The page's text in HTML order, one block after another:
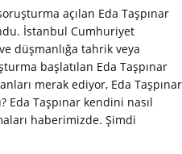
açılan Eda Taşpınar
İstanbul Cumhuriyet
ve düşmanlığa tahrik veya
başlatılan Eda Taşpınar
merak ediyor, Eda Taşpınar
Taşpınar kendini nasıl
haberimizde. Şimdi